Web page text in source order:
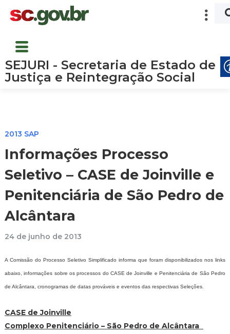
SEJURI - Secretaria de Estado de
Justiça e Reintegração Social
2013 SAP
Informações Processo
Seletivo – CASE de Joinville e
Penitenciária de São Pedro de
Alcântara
24 de junho de 2013
A Comissão do Processo Seletivo Simplificado informa que foram disponibilizados nos links
abaixo, informações sobre os processos do CASE de Joinville e Penitenciária de São Pedro
de Alcântara, cronogramas de datas prováveis e eventos das respectivas Seleções.
CASE de Joinville
Complexo Penitenciário – São Pedro de Alcântara